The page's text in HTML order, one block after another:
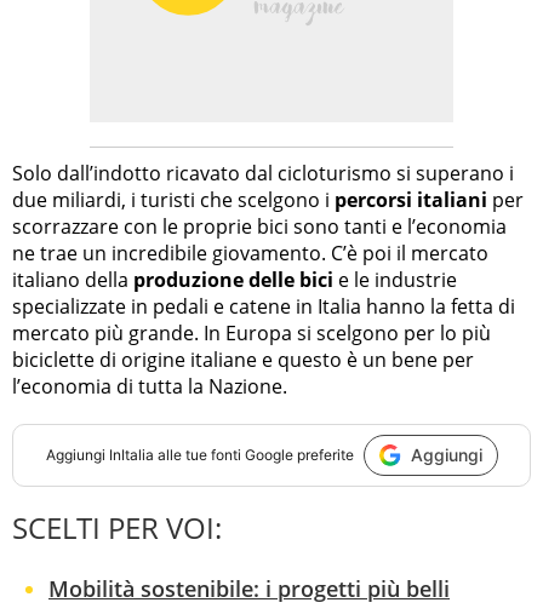
Solo dall’indotto ricavato dal cicloturismo si superano i
due miliardi, i turisti che scelgono i percorsi italiani per
scorrazzare con le proprie bici sono tanti e l’economia
ne trae un incredibile giovamento. C’è poi il mercato
italiano della produzione delle bici e le industrie
specializzate in pedali e catene in Italia hanno la fetta di
mercato più grande. In Europa si scelgono per lo più
biciclette di origine italiane e questo è un bene per
l’economia di tutta la Nazione.
Aggiungi InItalia alle tue fonti Google preferite Aggiungi
SCELTI PER VOI:
Mobilità sostenibile: i progetti più belli